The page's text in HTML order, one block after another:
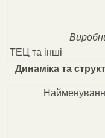
ТЕЦ та інші
Динаміка та